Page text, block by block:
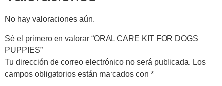
No hay valoraciones aún.
Sé el primero en valorar “ORAL CARE KIT FOR DOGS
PUPPIES”
Tu dirección de correo electrónico no será publicada. Los
campos obligatorios están marcados con *